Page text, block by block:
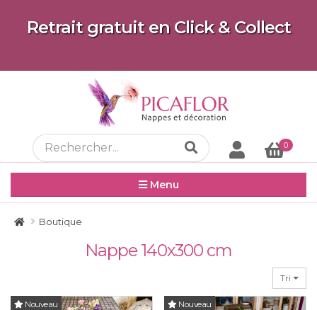
Retrait gratuit en Click & Collect
0
Menu
Boutique
Nappe 140x300 cm
Tri
Nouveau
Nouveau